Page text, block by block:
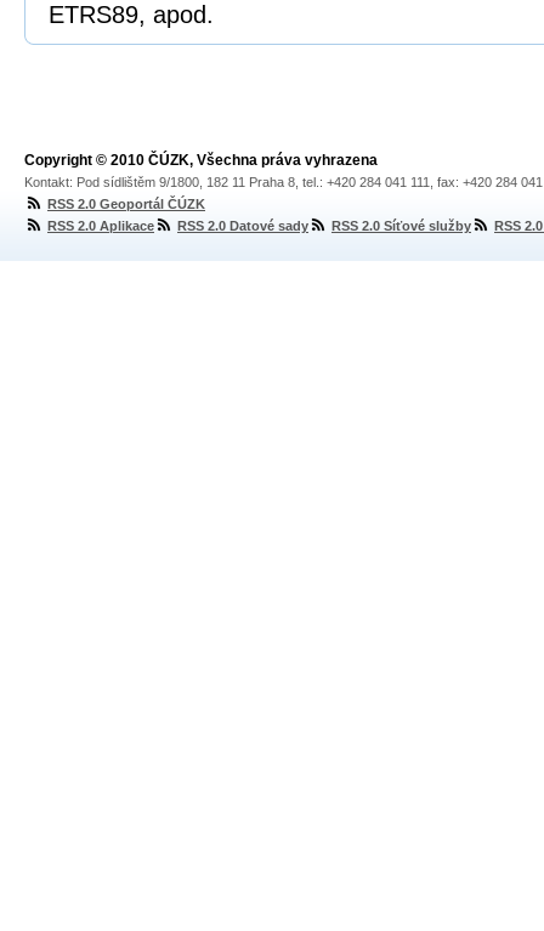
ETRS89, apod.
Copyright © 2010 ČÚZK, Všechna práva vyhrazena
Kontakt: Pod sídlištěm 9/1800, 182 11 Praha 8, tel.: +420 284 041 111, fax: +420 284
RSS 2.0 Geoportál ČÚZK
RSS 2.0 Aplikace
RSS 2.0 Datové sady RSS 2.0 Síťové služby RSS